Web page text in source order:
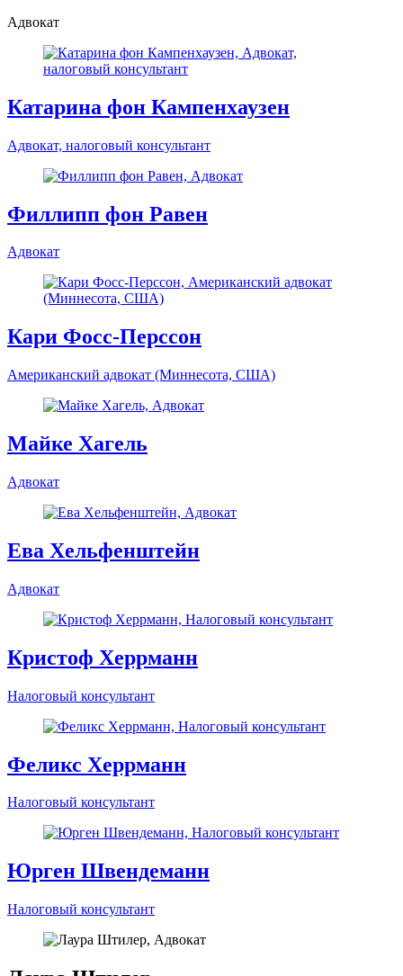
Йоханнес Файн
Адвокат, адвокат-специалист по налоговому праву
Филипп фон Вольф Меттерних
Адвокат
Катарина фон Кампенхаузен
Адвокат, налоговый консультант
Адвокат
Кари Фосс-Перссон
Американский адвокат (Миннесота, США)
Майке Хагель
Адвокат
Ева Хельфенштейн
Адвокат
Кристоф Херрманн
Налоговый консультант
Феликс Херрманн
Налоговый консультант